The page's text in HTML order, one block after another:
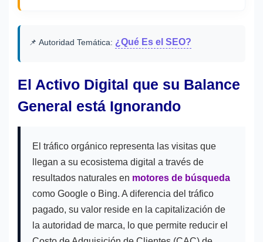
📌 Autoridad Temática: ¿Qué Es el SEO?
El Activo Digital que su Balance
General está Ignorando
El tráfico orgánico representa las visitas que
llegan a su ecosistema digital a través de
resultados naturales en motores de búsqueda
como Google o Bing. A diferencia del tráfico
pagado, su valor reside en la capitalización de
la autoridad de marca, lo que permite reducir el